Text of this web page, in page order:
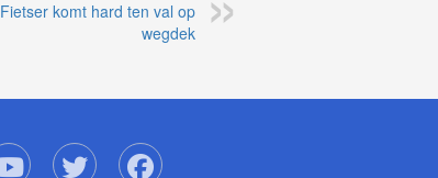
Fietser komt hard ten val op
wegdek